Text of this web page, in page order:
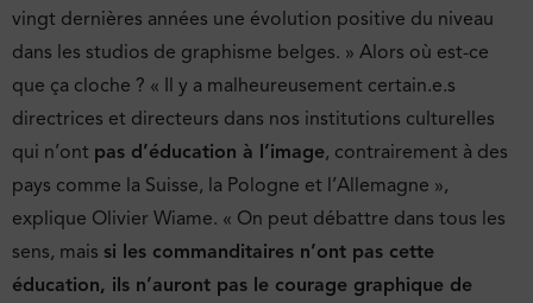
vingt dernières années une évolution positive du niveau
dans les studios de graphisme belges. » Alors où est-ce
que ça cloche ? « Il y a malheureusement certain.e.s
directrices et directeurs dans nos institutions culturelles
qui n’ont pas d’éducation à l’image, contrairement à des
pays comme la Suisse, la Pologne et l’Allemagne »,
explique Olivier Wiame. « On peut débattre dans tous les
sens, mais si les commanditaires n’ont pas cette
éducation, ils n’auront pas le courage graphique de